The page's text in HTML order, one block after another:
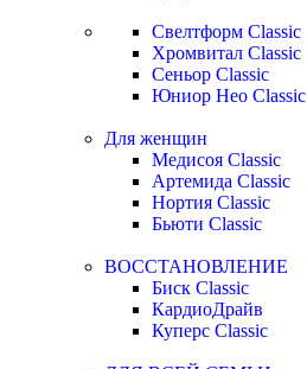
Свелтформ Classic
Хромвитал Classic
Сеньор Classic
Юниор Нео Classic
Для женщин
Медисоя Classic
Артемида Classic
Нортия Classic
Бьюти Classic
ВОССТАНОВЛЕНИЕ
Биск Classic
КардиоДрайв
Куперс Classic